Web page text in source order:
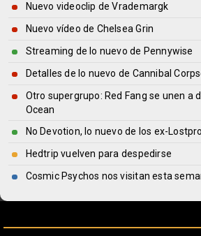
Nuevo videoclip de Vrademargk
Nuevo vídeo de Chelsea Grin
Streaming de lo nuevo de Pennywise
Detalles de lo nuevo de Cannibal
Otro supergrupo: Red Fang se unen a
Ocean
No Devotion, lo nuevo de los ex-
Hedtrip vuelven para despedirse
Cosmic Psychos nos visitan esta